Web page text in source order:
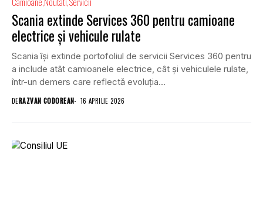
Scania extinde Services 360 pentru camioane
electrice și vehicule rulate
Scania își extinde portofoliul de servicii Services 360 pentru
a include atât camioanele electrice, cât și vehiculele rulate,
într-un demers care reflectă evoluția...
DERAZVAN CODOREAN 16 APRILIE 2026